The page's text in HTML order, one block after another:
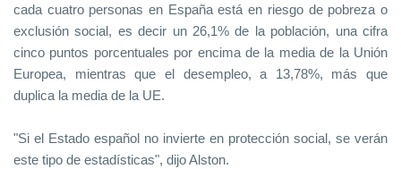
cada cuatro personas en España está en riesgo de pobreza o
exclusión social, es decir un 26,1% de la población, una cifra
cinco puntos porcentuales por encima de la media de la Unión
Europea, mientras que el desempleo, a 13,78%, más que
duplica la media de la UE.
"Si el Estado español no invierte en protección social, se verán
este tipo de estadísticas", dijo Alston.